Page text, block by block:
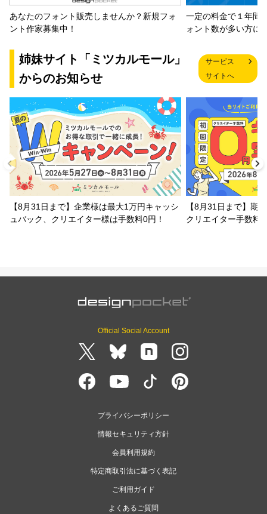
あなたのフォント販売しませんか？新規フォ
ント作家募集中！
一定の料金で１年間
ォント数が多い方に
姉妹サイト「ミツカルモール」
からのお知らせ
サービス
サイトへ
【8月31日まで】企業様は最大1万円キャッシ
ュバック、クリエイター様は手数料0円！
【8月31日まで】期
クリエイター手数料
Official Social Account
プライバシーポリシー
情報セキュリティ方針
会員利用規約
特定商取引法に基づく表記
ご利用ガイド
よくあるご質問